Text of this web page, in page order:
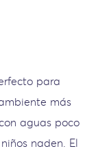
para
más
aguas poco
naden. El